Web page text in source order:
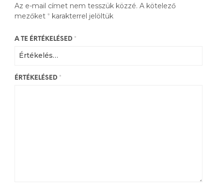
Az e-mail címet nem tesszük közzé. A kötelező
mezőket * karakterrel jelöltük
A TE ÉRTÉKELÉSED *
ÉRTÉKELÉSED *